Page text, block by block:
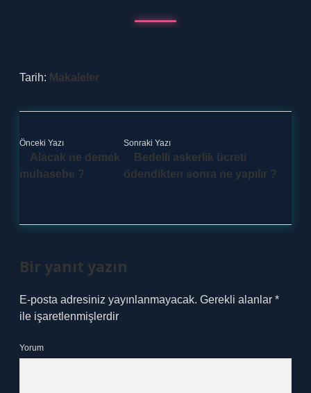
Tarih: Makaleler
Önceki Yazı
Alacak ne demek
muhasebe ?
Sonraki Yazı
Bedelli askerlik ücreti
ödendikten sonra ne yapılır ?
Bir yanıt yazın
E-posta adresiniz yayınlanmayacak. Gerekli alanlar *
ile işaretlenmişlerdir
Yorum